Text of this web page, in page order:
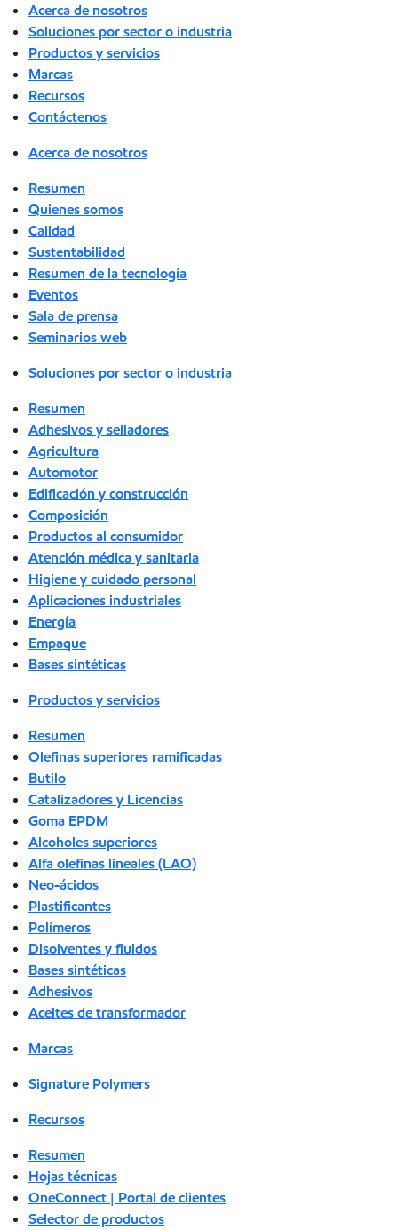
Acerca de nosotros
Soluciones por sector o industria
Productos y servicios
Marcas
Recursos
Contáctenos
Acerca de nosotros
Resumen
Quienes somos
Calidad
Sustentabilidad
Resumen de la tecnología
Eventos
Sala de prensa
Seminarios web
Soluciones por sector o industria
Resumen
Adhesivos y selladores
Agricultura
Automotor
Edificación y construcción
Composición
Productos al consumidor
Atención médica y sanitaria
Higiene y cuidado personal
Aplicaciones industriales
Energía
Empaque
Bases sintéticas
Productos y servicios
Resumen
Olefinas superiores ramificadas
Butilo
Catalizadores y Licencias
Goma EPDM
Alcoholes superiores
Alfa olefinas lineales (LAO)
Neo-ácidos
Plastificantes
Polímeros
Disolventes y fluidos
Bases sintéticas
Adhesivos
Aceites de transformador
Marcas
Signature Polymers
Recursos
Resumen
Hojas técnicas
OneConnect | Portal de clientes
Selector de productos